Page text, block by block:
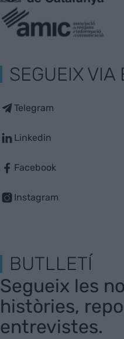
SEGUEIX VIA
Telegram
Linkedin
Facebook
Instagram
BUTLLETÍ
Segueix les
històries,
entrevistes.